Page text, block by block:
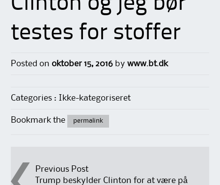
testes for stoffer
Posted on oktober 15, 2016 bywww.bt.dk
Categories : Ikke-kategoriseret
Bookmark the permalink
PostPrevious Post
Trump beskylder Clinton for at være på